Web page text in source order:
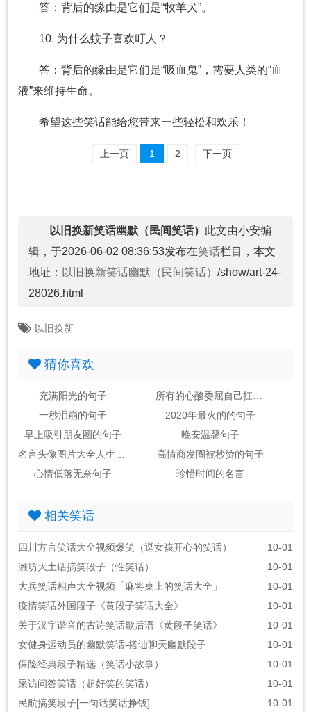
答：背后的缘由是它们是“牧羊犬”。
10. 为什么蚊子喜欢叮人？
答：背后的缘由是它们是“吸血鬼”，需要人类的“血
液”来维持生命。
希望这些笑话能给您带来一些轻松和欢乐！
上一页 1 2 下一页
以旧换新笑话幽默（民间笑话） 此文由小安编
辑，于2026-06-02 08:36:53发布在笑话栏目，本文
地址： 以旧换新笑话幽默（民间笑话） /show/art-24-
28026.html
以旧换新
猜你喜欢
充满阳光的句子
一秒泪崩的句子
2020年最火的的句子
早上吸引朋友圈的句子
晚安温馨句子
高情商发圈被秒赞的句子
心情低落无奈句子
珍惜时间的名言
相关笑话
四川方言笑话大全视频爆笑（逗女孩开心的笑话）
10-01
潍坊大土话搞笑段子（性笑话）
10-01
大兵笑话相声大全视频「麻将桌上的笑话大全」
10-01
疫情笑话外国段子《黄段子笑话大全》
10-01
关于汉字谐音的古诗笑话歇后语《黄段子笑话》
10-01
女健身运动员的幽默笑话-搭讪聊天幽默段子
10-01
保险经典段子精选（笑话小故事）
10-01
采访问答笑话（超好笑的笑话）
10-01
民航搞笑段子[一句话笑话挣钱]
10-01